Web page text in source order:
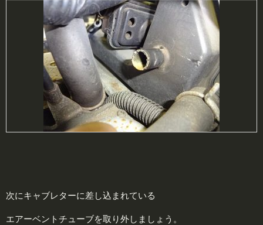
次にキャブレターに差し込まれている
エアーベントチューブを取り外しましょう。